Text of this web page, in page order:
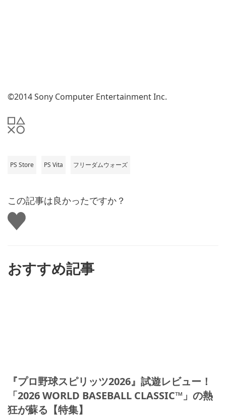
©2014 Sony Computer Entertainment Inc.
PS Store PS Vita フリーダムウォーズ
この記事は良かったですか？
い
い
おすすめ記事
『プロ野球スピリッツ2026』試遊レビュー！
「2026 WORLD BASEBALL CLASSIC™」の熱
狂が蘇る【特集】